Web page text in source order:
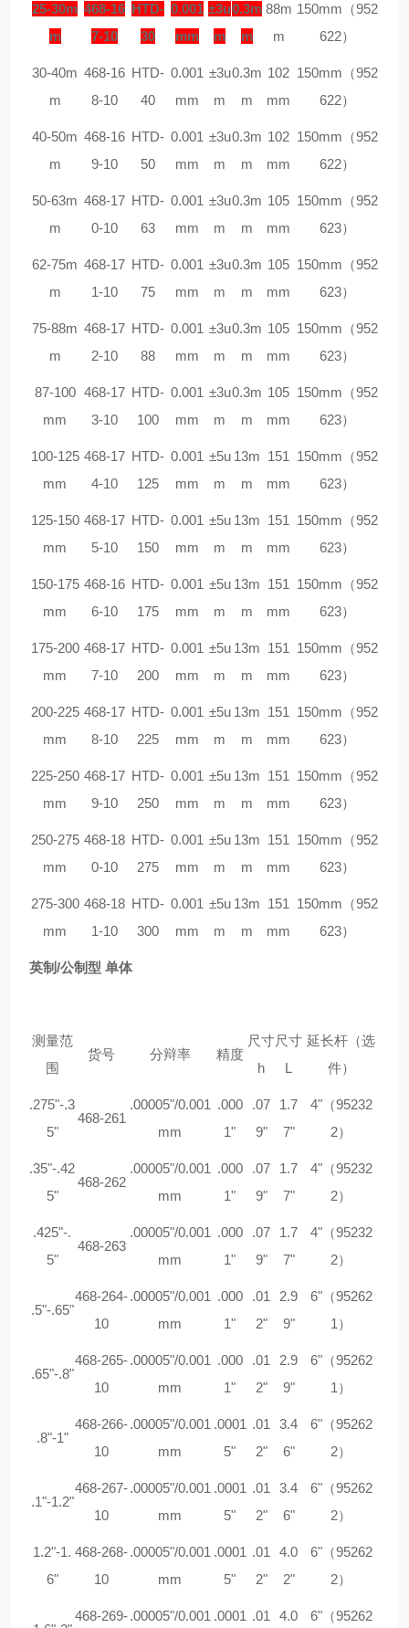
25-30m
m
468-16
7-10
HTD-
30
0.001
mm
±3u
m
0.3m
m
88m
m
150mm（952
622）
30-40m
m
468-16
8-10
HTD-
40
0.001
mm
±3u
m
0.3m
m
102
mm
150mm（952
622）
40-50m
m
468-16
9-10
HTD-
50
0.001
mm
±3u
m
0.3m
m
102
mm
150mm（952
622）
50-63m
m
468-17
0-10
HTD-
63
0.001
mm
±3u
m
0.3m
m
105
mm
150mm（952
623）
62-75m
m
468-17
1-10
HTD-
75
0.001
mm
±3u
m
0.3m
m
105
mm
150mm（952
623）
75-88m
m
468-17
2-10
HTD-
88
0.001
mm
±3u
m
0.3m
m
105
mm
150mm（952
623）
87-100
mm
468-17
3-10
HTD-
100
0.001
mm
±3u
m
0.3m
m
105
mm
150mm（952
623）
100-125
mm
468-17
4-10
HTD-
125
0.001
mm
±5u
m
13m
m
151
mm
150mm（952
623）
125-150
mm
468-17
5-10
HTD-
150
0.001
mm
±5u
m
13m
m
151
mm
150mm（952
623）
150-175
mm
468-16
6-10
HTD-
175
0.001
mm
±5u
m
13m
m
151
mm
150mm（952
623）
175-200
mm
468-17
7-10
HTD-
200
0.001
mm
±5u
m
13m
m
151
mm
150mm（952
623）
200-225
mm
468-17
8-10
HTD-
225
0.001
mm
±5u
m
13m
m
151
mm
150mm（952
623）
225-250
mm
468-17
9-10
HTD-
250
0.001
mm
±5u
m
13m
m
151
mm
150mm（952
623）
250-275
mm
468-18
0-10
HTD-
275
0.001
mm
±5u
m
13m
m
151
mm
150mm（952
623）
275-300
mm
468-18
1-10
HTD-
300
0.001
mm
±5u
m
13m
m
151
mm
150mm（952
623）
英制/公制型 单体
测量范
围
货号 分辩率 精度
尺寸
h
尺寸
L
延长杆（选
件）
.275"-.3
5"
468-261
.00005"/0.001
mm
.000
1"
.07
9"
1.7
7"
4"（95232
2）
.35"-.42
5"
468-262
.00005"/0.001
mm
.000
1"
.07
9"
1.7
7"
4"（95232
2）
.425"-.
5"
468-263
.00005"/0.001
mm
.000
1"
.07
9"
1.7
7"
4"（95232
2）
.5"-.65"
468-264-
10
.00005"/0.001
mm
.000
1"
.01
2"
2.9
9"
6"（95262
1）
.65"-.8"
468-265-
10
.00005"/0.001
mm
.000
1"
.01
2"
2.9
9"
6"（95262
1）
.8"-1"
468-266-
10
.00005"/0.001
mm
.0001
5"
.01
2"
3.4
6"
6"（95262
2）
.1"-1.2"
468-267-
10
.00005"/0.001
mm
.0001
5"
.01
2"
3.4
6"
6"（95262
2）
1.2"-1.
6"
468-268-
10
.00005"/0.001
mm
.0001
5"
.01
2"
4.0
2"
6"（95262
2）
468-269-.00005"/0.001 .0001 .01 4.0 6"（95262